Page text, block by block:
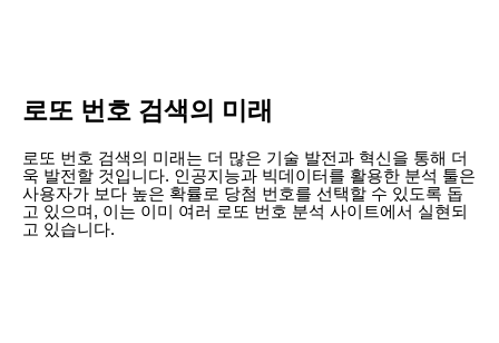
로또 번호 검색의 미래
로또 번호 검색의 미래는 더 많은 기술 발전과 혁신을 통해 더
욱 발전할 것입니다. 인공지능과 빅데이터를 활용한 분석 툴은
사용자가 보다 높은 확률로 당첨 번호를 선택할 수 있도록 돕
고 있으며, 이는 이미 여러 로또 번호 분석 사이트에서 실현되
고 있습니다.